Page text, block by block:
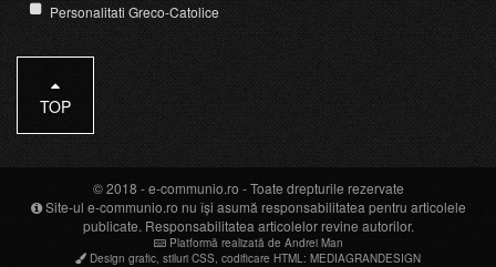
Personalitati Greco-Catolice
TOP
© 2018 -e-communio.ro - Toate drepturile rezervate
Site-ul e-communio.ro nu își asumă responsabilitatea pentru articolele
publicate. Responsabilitatea articolelor revine autorilor.
Platformă realizată de Andrei Man
Design grafic stiluri CSS codificare HTML : MEDIAGRANDESIGN